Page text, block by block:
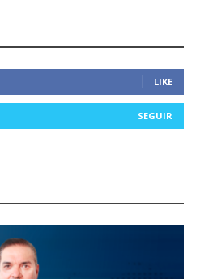
LIKE
SEGUIR